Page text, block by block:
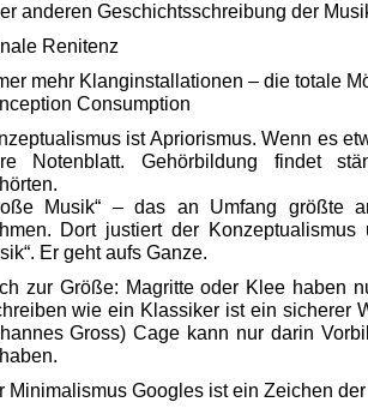
anderen Geschichtsschreibung der
Renitenz
mehr Klanginstallationen – die totale
Consumption
ist Apriorismus. Wenn es
Notenblatt. Gehörbildung findet
Musik“ – das an Umfang größte
Dort justiert der
Er geht aufs Ganze.
zur Größe: Magritte oder Klee haben
wie ein Klassiker ist ein sicherer
Gross) Cage kann nur darin
Minimalismus Googles ist ein Zeichen